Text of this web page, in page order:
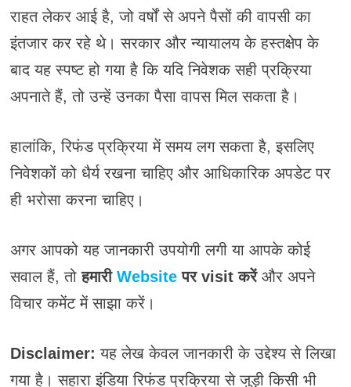
राहत लेकर आई है, जो वर्षों से अपने पैसों की वापसी का
इंतजार कर रहे थे। सरकार और न्यायालय के हस्तक्षेप के
बाद यह स्पष्ट हो गया है कि यदि निवेशक सही प्रक्रिया
अपनाते हैं, तो उन्हें उनका पैसा वापस मिल सकता है।
हालांकि, रिफंड प्रक्रिया में समय लग सकता है, इसलिए
निवेशकों को धैर्य रखना चाहिए और आधिकारिक अपडेट पर
ही भरोसा करना चाहिए।
अगर आपको यह जानकारी उपयोगी लगी या आपके कोई
सवाल हैं, तोहमारी Websiteपर visit करेंऔर अपने
विचार कमेंट में साझा करें।
Disclaimer: यह लेख केवल जानकारी के उद्देश्य से लिखा
गया है। सहारा इंडिया रिफंड प्रक्रिया से जुड़ी किसी भी